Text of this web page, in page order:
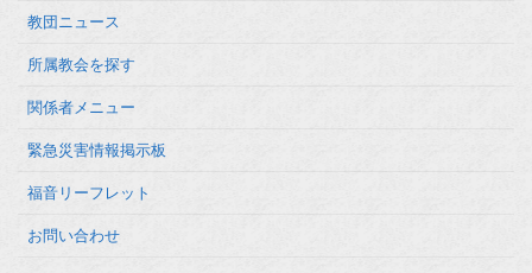
教団ニュース
所属教会を探す
関係者メニュー
緊急災害情報掲示板
福音リーフレット
お問い合わせ